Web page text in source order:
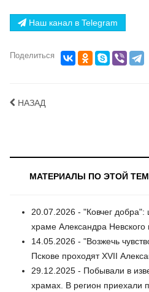
Наш канал в Telegram
Поделиться
НАЗАД
МАТЕРИАЛЫ ПО ЭТОЙ
20.07.2026 - "Ковчег
храме Александра
14.05.2026 - "Возжечь
Пскове проходят XVII
29.12.2025 - Побывали в
храмах. В регион приехали